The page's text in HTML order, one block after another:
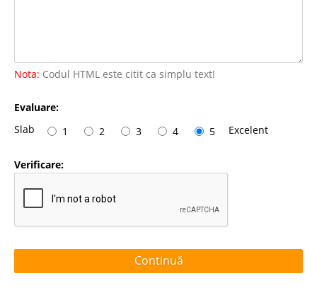
Nota: Codul HTML este citit ca simplu text!
Evaluare:
Slab
1 2 3 4 5 Excelent
Verificare:
Continuă